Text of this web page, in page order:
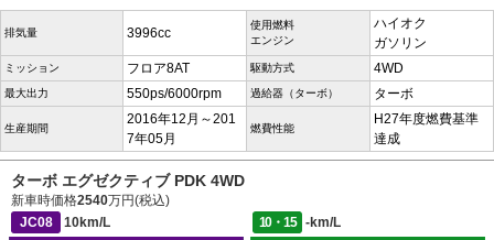
排気量 3996cc
使用燃料
エンジン
ハイオク
ガソリン
ミッション フロア8AT 駆動方式 4WD
最大出力 550ps/6000rpm 過給器（ターボ） ターボ
生産期間
2016年12月～201
7年05月
燃費性能
H27年度燃費基準
達成
ターボ エグゼクティブ PDK 4WD
新車時価格2540万円(税込)
JC08
10km/L 10・15
-km/L